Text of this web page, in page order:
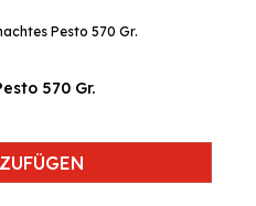
570 Gr.